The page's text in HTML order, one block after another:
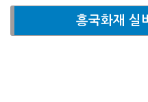
흥국화재 실